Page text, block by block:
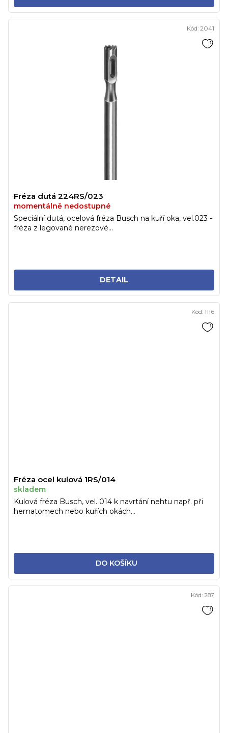
Fréza dutá 224RS/023
momentálně nedostupné
DETAIL
Speciální dutá, ocelová fréza Busch na kuří oka, vel.023 -
fréza z legované nerezové...
Kód: 2041
Fréza ocel kulová 1RS/014
skladem
DO KOŠÍKU
Kulová fréza Busch, vel. 014 k navrtání nehtu např. při
hematomech nebo kuřích okách...
Kód: 1116
Kód: 287